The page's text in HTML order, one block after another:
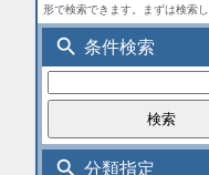
形で検索できます。まずは検索し
search 条件検索
search 分類指定